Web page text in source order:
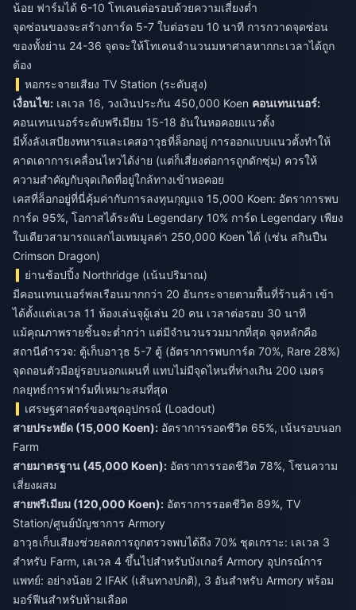
น้อย ฟาร์มได้ 6-10 โทเคนต่อรอบด้วยความเสี่ยงต่ำ
จุดซ่อนของจะสร้างการ์ด 5-7 ใบต่อรอบ 10 นาที การกวาดจุดซ่อน
ของทั้งย่าน 24-36 จุดจะให้โทเคนจำนวนมหาศาลหากกะเวลาได้ถูก
ต้อง
หอกระจายเสียง TV Station (ระดับสูง)
เงื่อนไข: เลเวล 16, วงเงินประกัน 450,000 Koen คอนเทนเนอร์:
คอนเทนเนอร์ระดับพรีเมียม 15-18 อันในหอคอยแนวตั้ง
มีทั้งลังเสบียงทหารและเคสอาวุธที่ล็อกอยู่ การออกแบบแนวตั้งทำให้
คาดเดาการเคลื่อนไหวได้ง่าย (แต่ก็เสี่ยงต่อการถูกดักซุ่ม) ควรให้
ความสำคัญกับจุดเกิดที่อยู่ใกล้ทางเข้าหอคอย
เคสที่ล็อกอยู่ที่นี่คุ้มค่ากับการลงทุนกุญแจ 15,000 Koen: อัตราการพบ
การ์ด 95%, โอกาสได้ระดับ Legendary 10% การ์ด Legendary เพียง
ใบเดียวสามารถแลกไอเทมมูลค่า 250,000 Koen ได้ (เช่น สกินปืน
Crimson Dragon)
ย่านช้อปปิ้ง Northridge (เน้นปริมาณ)
มีคอนเทนเนอร์พลเรือนมากกว่า 20 อันกระจายตามพื้นที่ร้านค้า เข้า
ได้ตั้งแต่เลเวล 11 ห้องเล่นจุผู้เล่น 20 คน เวลาต่อรอบ 30 นาที
แม้คุณภาพรายชิ้นจะต่ำกว่า แต่มีจำนวนรวมมากที่สุด จุดหลักคือ
สถานีตำรวจ: ตู้เก็บอาวุธ 5-7 ตู้ (อัตราการพบการ์ด 70%, Rare 28%)
จุดถอนตัวมีอยู่รอบนอกแผนที่ แทบไม่มีจุดไหนที่ห่างเกิน 200 เมตร
กลยุทธ์การฟาร์มที่เหมาะสมที่สุด
เศรษฐศาสตร์ของชุดอุปกรณ์ (Loadout)
สายประหยัด (15,000 Koen): อัตราการรอดชีวิต 65%, เน้นรอบนอก
สายมาตรฐาน (45,000 Koen): อัตราการรอดชีวิต 78%, โซนความ
สายพรีเมียม (120,000 Koen): อัตราการรอดชีวิต 89%, TV
Station/ศูนย์บัญชาการ Armory
อาวุธเก็บเสียงช่วยลดการถูกตรวจพบได้ถึง 70% ชุดเกราะ: เลเวล 3
สำหรับ Farm, เลเวล 4 ขึ้นไปสำหรับบังเกอร์ Armory อุปกรณ์การ
แพทย์: อย่างน้อย 2 IFAK (เส้นทางปกติ), 3 อันสำหรับ Armory พร้อม
มอร์ฟีนสำหรับห้ามเลือด